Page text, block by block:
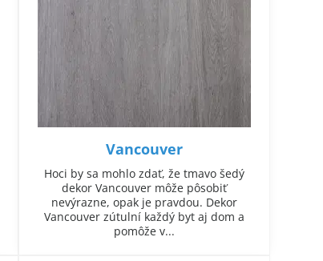
Vancouver
Hoci by sa mohlo zdať, že tmavo šedý
dekor Vancouver môže pôsobiť
nevýrazne, opak je pravdou. Dekor
Vancouver zútulní každý byt aj dom a
pomôže v...